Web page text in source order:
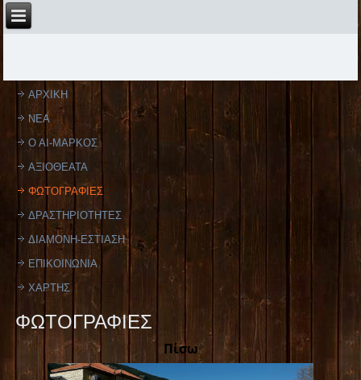
ΑΡΧΙΚΗ
ΝΕΑ
Ο ΑΙ-ΜΑΡΚΟΣ
ΑΞΙΟΘΕΑΤΑ
ΦΩΤΟΓΡΑΦΙΕΣ
ΔΡΑΣΤΗΡΙΟΤΗΤΕΣ
ΔΙΑΜΟΝΗ-ΕΣΤΙΑΣΗ
ΕΠΙΚΟΙΝΩΝΙΑ
ΧΑΡΤΗΣ
ΦΩΤΟΓΡΑΦΙΕΣ
Πίσω